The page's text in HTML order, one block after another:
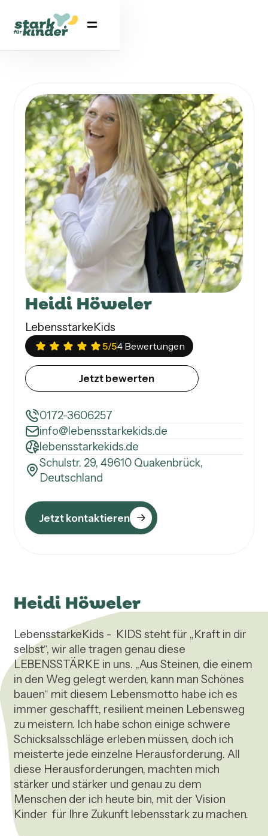
Heidi Höweler
LebensstarkeKids
5/54 Bewertungen
Jetzt bewerten
0172-3606257
info@lebensstarkekids.de
lebensstarkekids.de
Schulstr. 29, 49610 Quakenbrück,
Deutschland
Jetzt kontaktieren
Heidi Höweler
LebensstarkeKids -  KIDS steht für „Kraft in dir
selbst“, wir alle tragen genau diese
LEBENSSTÄRKE in uns. „Aus Steinen, die einem
in den Weg gelegt werden, kann man Schönes
bauen“ mit diesem Lebensmotto habe ich es
immer geschafft, resilient meinen Lebensweg
zu meistern. Ich habe schon einige schwere
Schicksalsschläge erleben müssen, doch ich
meisterte jede einzelne Herausforderung. All
diese Herausforderungen, machten mich
stärker und stärker und genau zu dem
Menschen der ich heute bin, mit der Vision
Kinder  für Ihre Zukunft lebensstark zu machen.